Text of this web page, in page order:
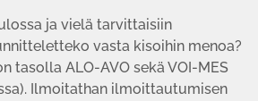
ja vielä tarvittaisiin
vasta kisoihin menoa?
tasolla ALO-AVO sekä VOI-MES
Ilmoitathan ilmoittautumisen